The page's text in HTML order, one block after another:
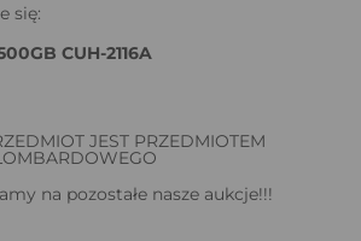
się:
CUH-2116A
JEST PRZEDMIOTEM
na pozostałe nasze aukcje!!!